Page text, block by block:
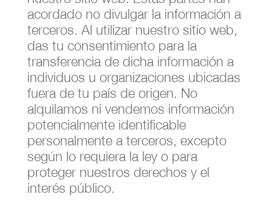
acordado no divulgar la información a
terceros. Al utilizar nuestro sitio web,
das tu consentimiento para la
transferencia de dicha información a
individuos u organizaciones ubicadas
fuera de tu país de origen. No
alquilamos ni vendemos información
potencialmente identificable
personalmente a terceros, excepto
según lo requiera la ley o para
proteger nuestros derechos y el
interés público.